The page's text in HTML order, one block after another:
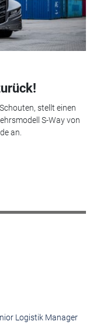
stellt einen
S-Way von
an.